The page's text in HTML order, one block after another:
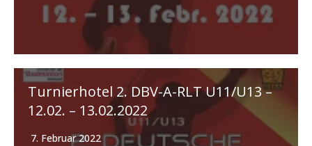
Turnierhotel 2. DBV-A-RLT U11/U13 –
12.02. – 13.02.2022
7. Februar 2022